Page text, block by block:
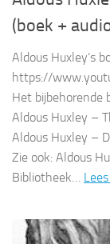
(boek +
Aldous Huxley’s
https://
Het bijbehorende
Aldous Huxley –
Aldous Huxley –
Zie ook: Aldous
Bibliotheek…